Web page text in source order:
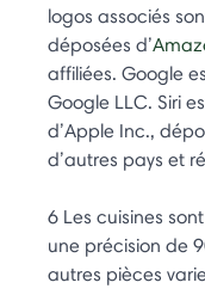
logos associés
déposées d’
affiliées. Google
Google LLC. Siri
d’Apple Inc.,
d’autres pays et
6 Les cuisines
une précision de
autres pièces